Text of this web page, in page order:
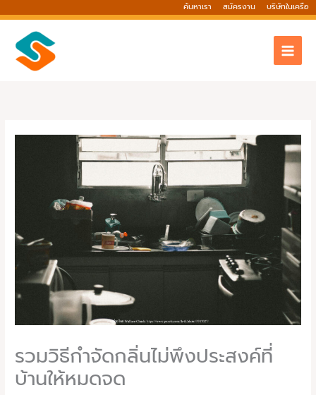
to
content
ค้นหาเรา สมัครงาน บริษัทในเครือ
รวมวิธีกำจัดกลิ่นไม่พึงประสงค์ที่
บ้านให้หมดจด